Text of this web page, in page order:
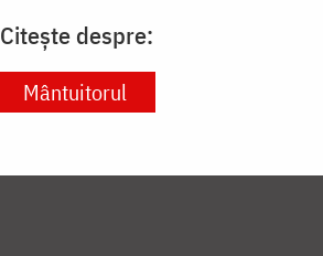
Citește despre:
Mântuitorul